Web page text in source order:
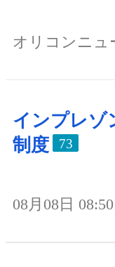
オリコンニュ
インプレゾ
制度
73
08月08日 08:50